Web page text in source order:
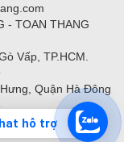
hỗ trợ
- TOAN THANG
Vấp, TP.HCM.
Quận Hà Đông
Sơn Trà - Tel: